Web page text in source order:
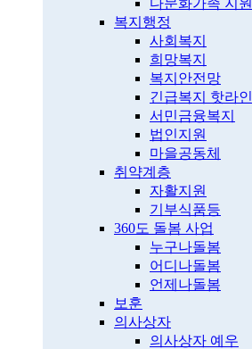
복지행정
사회복지
희망복지
복지안전망
긴급복지 핫라인
서민금융복지
법인지원
마을공동체
취약계층
자활지원
기부식품등
360도 돌봄 사업
누구나돌봄
어디나돌봄
언제나돌봄
보훈
의사상자
의사상자 예우